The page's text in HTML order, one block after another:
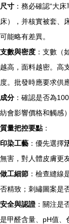
尺寸 ：務必確認“大
床），并核實被套、
可能略有差異。
支數與密度 ：支數（
越高，面料越密。高
度。批發時應要求供
成分 ：確認是否為
紡會影響價格和觸感）
質量把控要點：
印染工藝 ：優先選擇
無害，對人體皮膚更
做工細節 ：檢查縫線
否精致；刺繡圖案是
安全與認證：關注是
是甲醛含量、pH值、